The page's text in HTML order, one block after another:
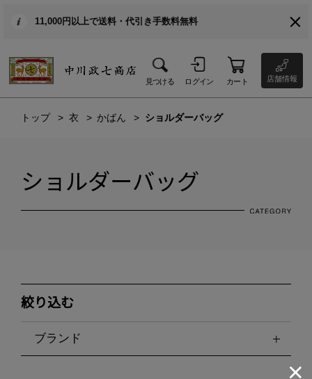
11,000円以上で送料・代引き手数料無料
見つける ログイン カート 店舗情報
トップ 衣 かばん ショルダーバッグ
ショルダーバッグ
絞り込む
ブランド